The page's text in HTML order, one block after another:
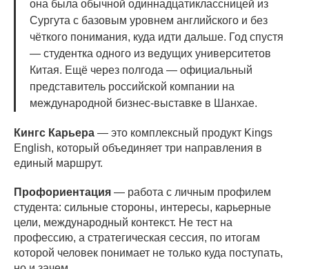
она была обычной одиннадцатиклассницей из
Сургута с базовым уровнем английского и без
чёткого понимания, куда идти дальше. Год спустя
— студентка одного из ведущих университетов
Китая. Ещё через полгода — официальный
представитель российской компании на
международной бизнес-выставке в Шанхае.
Кингс Карьера — это комплексный продукт Kings
English, который объединяет три направления в
единый маршрут.
Профориентация — работа с личным профилем
студента: сильные стороны, интересы, карьерные
цели, международный контекст. Не тест на
профессию, а стратегическая сессия, по итогам
которой человек понимает не только куда поступать,